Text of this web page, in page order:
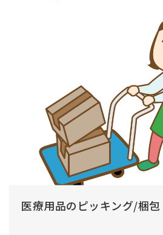
医療用品のピッキング/梱包